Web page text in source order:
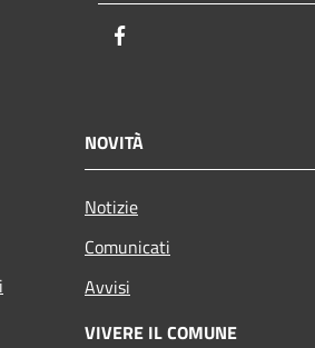
NOVITÀ
Notizie
Comunicati
Avvisi
VIVERE IL COMUNE